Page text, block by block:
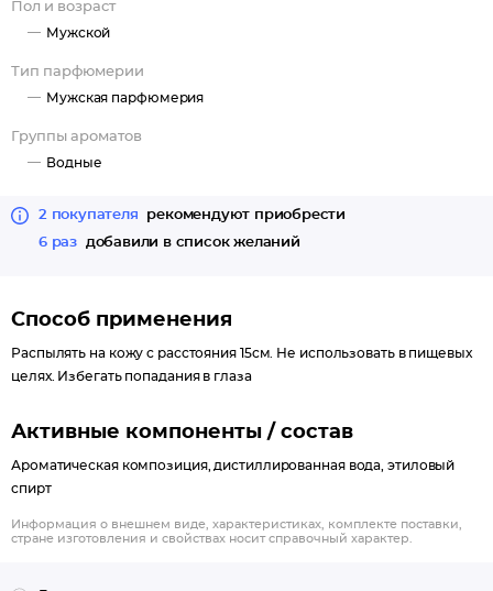
Пол и возраст
Мужской
Тип парфюмерии
Мужская парфюмерия
Группы ароматов
Водные
2 покупателя
рекомендуют приобрести
6 раз
добавили в список желаний
Способ применения
Распылять на кожу с расстояния 15см. Не использовать в пищевых
целях. Избегать попадания в глаза
Активные компоненты / состав
Ароматическая композиция, дистиллированная вода, этиловый
спирт
Информация о внешнем виде, характеристиках, комплекте поставки,
стране изготовления и свойствах носит справочный характер.